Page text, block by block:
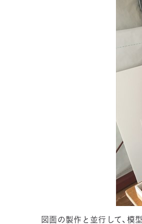
図面の製作と並行して、模